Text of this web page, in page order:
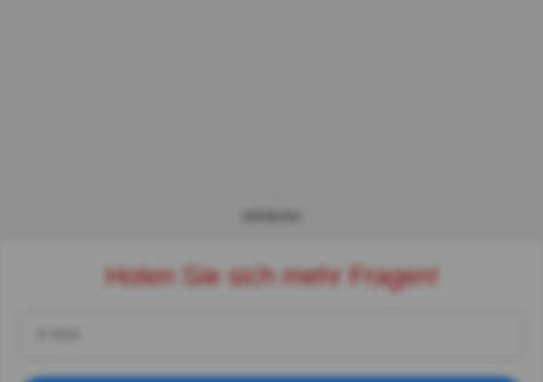
Holen Sie sich mehr Fragen!